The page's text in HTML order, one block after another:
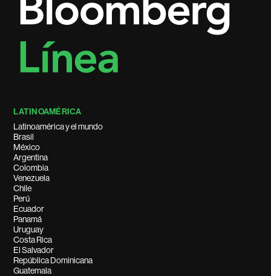
LATINOAMÉRICA
Latinoamérica y el mundo
Brasil
México
Argentina
Colombia
Venezuela
Chile
Perú
Ecuador
Panamá
Uruguay
Costa Rica
El Salvador
República Dominicana
Guatemala